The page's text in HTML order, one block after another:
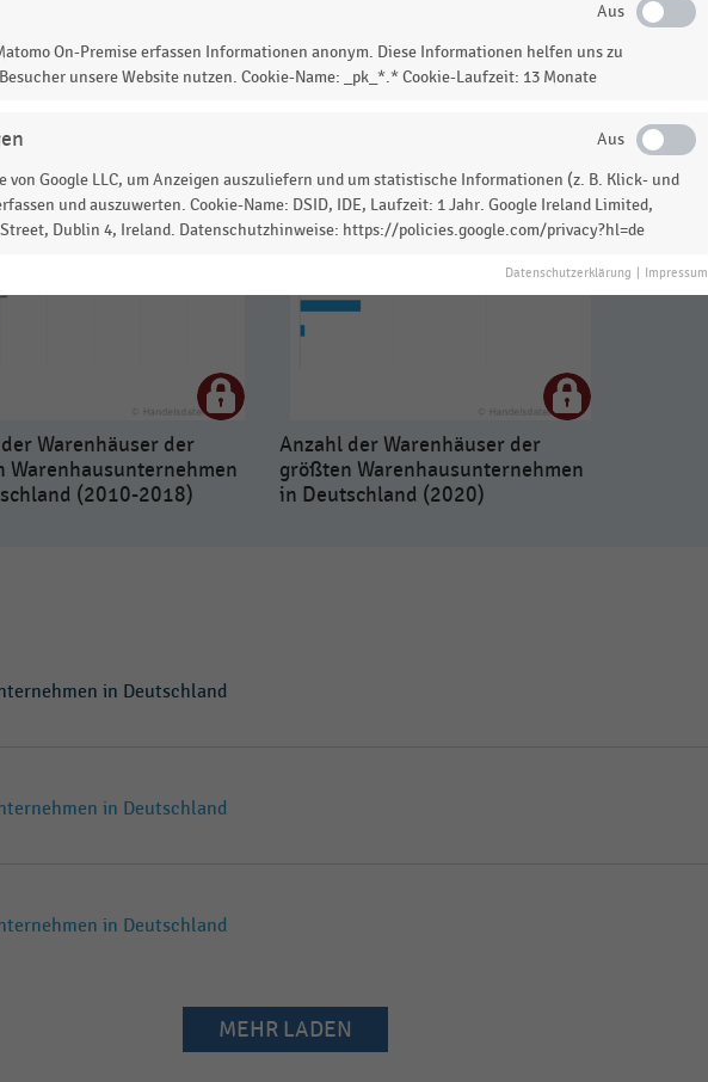
Warenhäuser der
Warenhausunternehmen
(2010-2018)
Anzahl der Warenhäuser der
größten Warenhausunternehmen
in Deutschland (2020)
in Deutschland
in Deutschland
in Deutschland
MEHR LADEN
On-Premise erfassen Informationen anonym. Diese Informationen helfen uns zu
unsere Website nutzen. Cookie-Name: _pk_*.* Cookie-Laufzeit: 13 Monate
von Google LLC, um Anzeigen auszuliefern und um statistische Informationen (z. B. Klick- und
und auszuwerten. Cookie-Name: DSID, IDE, Laufzeit: 1 Jahr. Google Ireland Limited,
Street, Dublin 4, Ireland. Datenschutzhinweise: https://policies.google.com/privacy?hl=de
Datenschutzerklärung Impressum